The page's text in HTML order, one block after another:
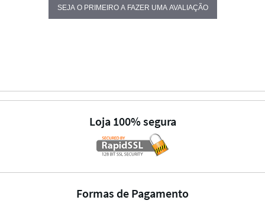
SEJA O PRIMEIRO A FAZER UMA AVALIAÇÃO